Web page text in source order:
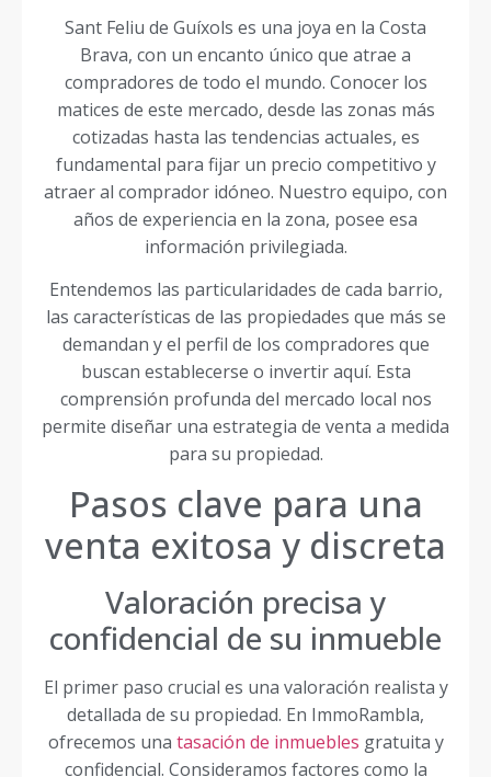
Sant Feliu de Guíxols es una joya en la Costa
Brava, con un encanto único que atrae a
compradores de todo el mundo. Conocer los
matices de este mercado, desde las zonas más
cotizadas hasta las tendencias actuales, es
fundamental para fijar un precio competitivo y
atraer al comprador idóneo. Nuestro equipo, con
años de experiencia en la zona, posee esa
información privilegiada.
Entendemos las particularidades de cada barrio,
las características de las propiedades que más se
demandan y el perfil de los compradores que
buscan establecerse o invertir aquí. Esta
comprensión profunda del mercado local nos
permite diseñar una estrategia de venta a medida
para su propiedad.
Pasos clave para una
venta exitosa y discreta
Valoración precisa y
confidencial de su inmueble
El primer paso crucial es una valoración realista y
detallada de su propiedad. En ImmoRambla,
ofrecemos una tasación de inmuebles gratuita y
confidencial. Consideramos factores como la